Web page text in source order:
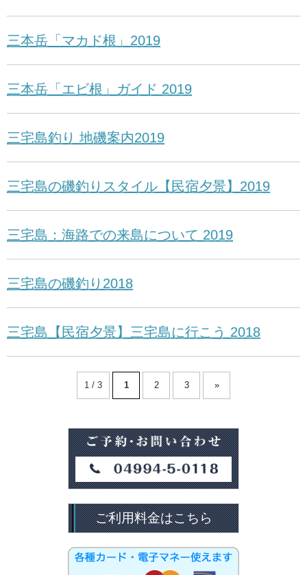
三本岳「マカド根」2019
三本岳「エビ根」ガイド 2019
三宅島釣り 地磯案内2019
三宅島の磯釣りスタイル【民宿夕景】2019
三宅島：海路での来島について 2019
三宅島の磯釣り2018
三宅島【民宿夕景】三宅島に行こう 2018
1 / 3 1 2 3 »
ご利用料金はこちら